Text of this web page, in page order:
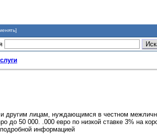
другим лицам, нуждающимся в честном
50 000. .000 евро по низкой ставке 3% на
информацией